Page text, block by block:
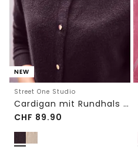
NEW
Street One Studio
Cardigan mit Rundhals und Knöpfen
CHF 89.90